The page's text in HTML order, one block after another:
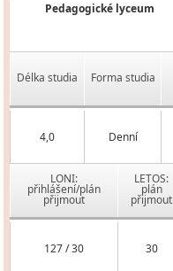
Pedagogické lyceum
Délka studia Forma studia
4,0 Denní
LONI:
přihlášení/plán
přijmout
LETOS:
plán
přijmout
127 / 30 30